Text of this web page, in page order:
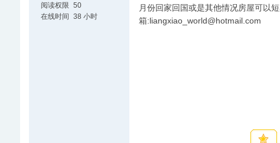
阅读权限 50
在线时间 38 小时
月份回家回国或是其他情况房屋可以
箱:liangxiao_world@hotmail.com